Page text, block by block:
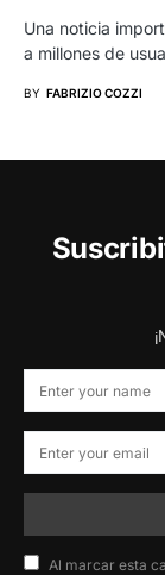
Una noticia
a millones de
BY FABRIZIO COZZI
Al marcar esta